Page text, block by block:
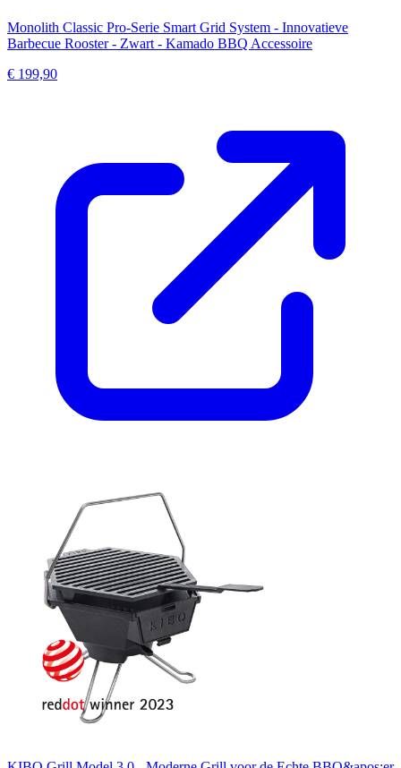
Monolith Classic Pro-Serie Smart Grid System - Innovatieve
Barbecue Rooster - Zwart - Kamado BBQ Accessoire
€ 199,90